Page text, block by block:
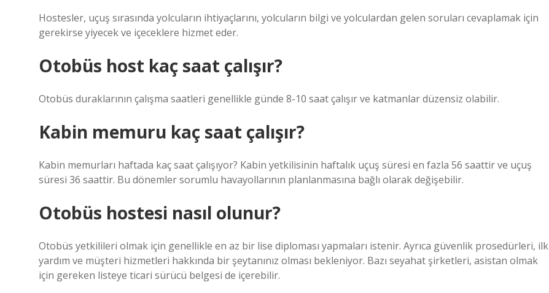
Hostesler, uçuş sırasında yolcuların ihtiyaçlarını, yolcuların bilgi ve yolculardan gelen soruları cevaplamak için
gerekirse yiyecek ve içeceklere hizmet eder.
Otobüs host kaç saat çalışır?
Otobüs duraklarının çalışma saatleri genellikle günde 8-10 saat çalışır ve katmanlar düzensiz olabilir.
Kabin memuru kaç saat çalışır?
Kabin memurları haftada kaç saat çalışıyor? Kabin yetkilisinin haftalık uçuş süresi en fazla 56 saattir ve uçuş
süresi 36 saattir. Bu dönemler sorumlu havayollarının planlanmasına bağlı olarak değişebilir.
Otobüs hostesi nasıl olunur?
Otobüs yetkilileri olmak için genellikle en az bir lise diploması yapmaları istenir. Ayrıca güvenlik prosedürleri, ilk
yardım ve müşteri hizmetleri hakkında bir şeytanınız olması bekleniyor. Bazı seyahat şirketleri, asistan olmak
için gereken listeye ticari sürücü belgesi de içerebilir.